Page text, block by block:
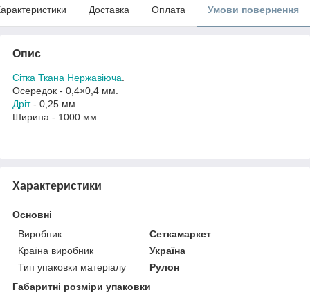
Доставка Оплата Умови повернення
Опис
Сітка Ткана Нержавіюча
Осередок - 0,4×0,4 мм.
Дріт- 0,25 мм
Ширина - 1000 мм.
Характеристики
Основні
Виробник
Сеткамаркет
Країна виробник
Україна
Тип упаковки матеріалу
Рулон
Габаритні розміри упаковки